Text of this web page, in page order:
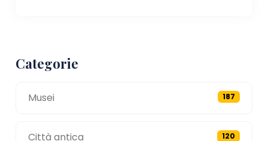
Categorie
Musei 187
Città antica 120